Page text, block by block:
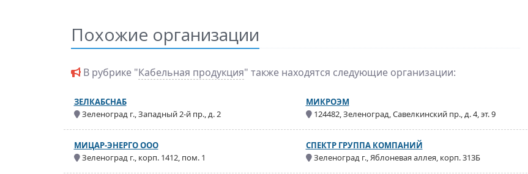
Похожие организации
В рубрике "Кабельная продукция" также находятся следующие организации:
ЗЕЛКАБСНАБ
Зеленоград г., Западный 2-й пр., д. 2
МИКРОЭМ
124482, Зеленоград, Савелкинский пр., д. 4, эт. 9
МИЦАР-ЭНЕРГО ООО
Зеленоград г., корп. 1412, пом. 1
СПЕКТР ГРУППА КОМПАНИЙ
Зеленоград г., Яблоневая аллея, корп. 313Б